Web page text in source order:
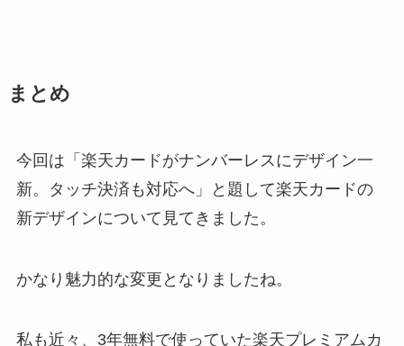
まとめ
今回は「楽天カードがナンバーレスにデザイン一
新。タッチ決済も対応へ」と題して楽天カードの
新デザインについて見てきました。
かなり魅力的な変更となりましたね。
私も近々、3年無料で使っていた楽天プレミアムカ